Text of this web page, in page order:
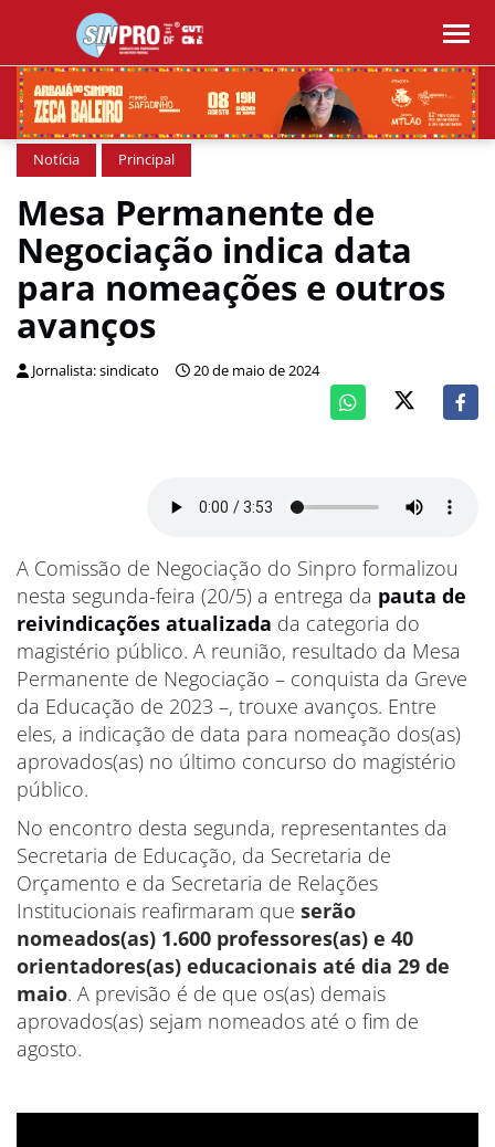
Notícia Principal
Mesa Permanente de
Negociação indica data
para nomeações e outros
avanços
Jornalista: sindicato 20 de maio de 2024
A Comissão de Negociação do Sinpro formalizou
nesta segunda-feira (20/5) a entrega da pauta de
reivindicações atualizada da categoria do
magistério público. A reunião, resultado da Mesa
Permanente de Negociação – conquista da Greve
da Educação de 2023 –, trouxe avanços. Entre
eles, a indicação de data para nomeação dos(as)
aprovados(as) no último concurso do magistério
público.
No encontro desta segunda, representantes da
Secretaria de Educação, da Secretaria de
Orçamento e da Secretaria de Relações
Institucionais reafirmaram que serão
nomeados(as) 1.600 professores(as) e 40
orientadores(as) educacionais até dia 29 de
maio. A previsão é de que os(as) demais
aprovados(as) sejam nomeados até o fim de
agosto.